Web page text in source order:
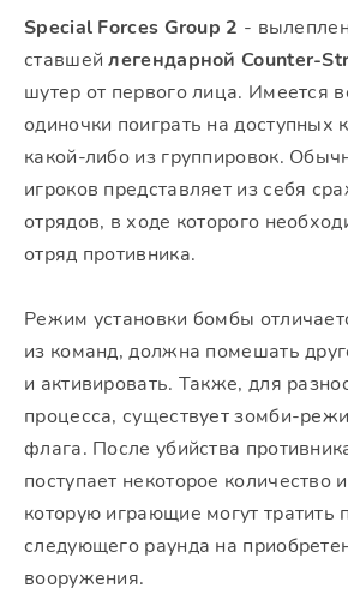
Special Forces Group 2 -
ставшейлегендарной Counter-
шутер от первого лица. Имеется
одиночки поиграть на доступных
какой-либо из группировок.
игроков представляет из себя
отрядов, в ходе которого
отряд противника.
Режим установки бомбы
из команд, должна помешать
и активировать. Также, для
процесса, существует зомби-
флага. После убийства
поступает некоторое количество
которую играющие могут тратить
следующего раунда на
вооружения.